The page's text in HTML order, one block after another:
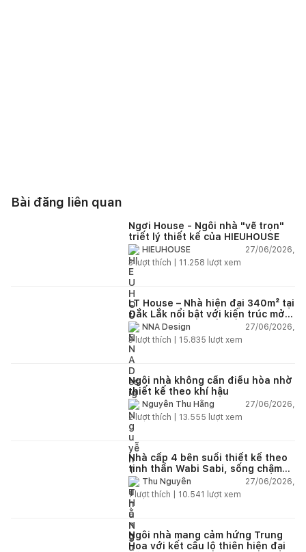
Bài đăng liên quan
Ngơi House - Ngôi nhà "vẽ trọn"
triết lý thiết kế của HIEUHOUSE
HIEUHOUSE
27/06/2026,
3lượt thích | 11.258 lượt xem
LT House – Nhà hiện đại 340m² tại
Đắk Lắk nổi bật với kiến trúc mở
và hệ sân vườn kết nối thiên
nhiên
NNA Design
27/06/2026,
3lượt thích | 15.835 lượt xem
Ngôi nhà không cần điều hòa nhờ
thiết kế theo khí hậu
Nguyễn Thu Hằng
27/06/2026,
2lượt thích | 13.555 lượt xem
Nhà cấp 4 bên suối thiết kế theo
tinh thần Wabi Sabi, sống chậm
giữa thiên nhiên
Thu Nguyễn
27/06/2026,
1lượt thích | 10.541 lượt xem
Ngôi nhà mang cảm hứng Trung
Hoa với kết cấu lộ thiên hiện đại